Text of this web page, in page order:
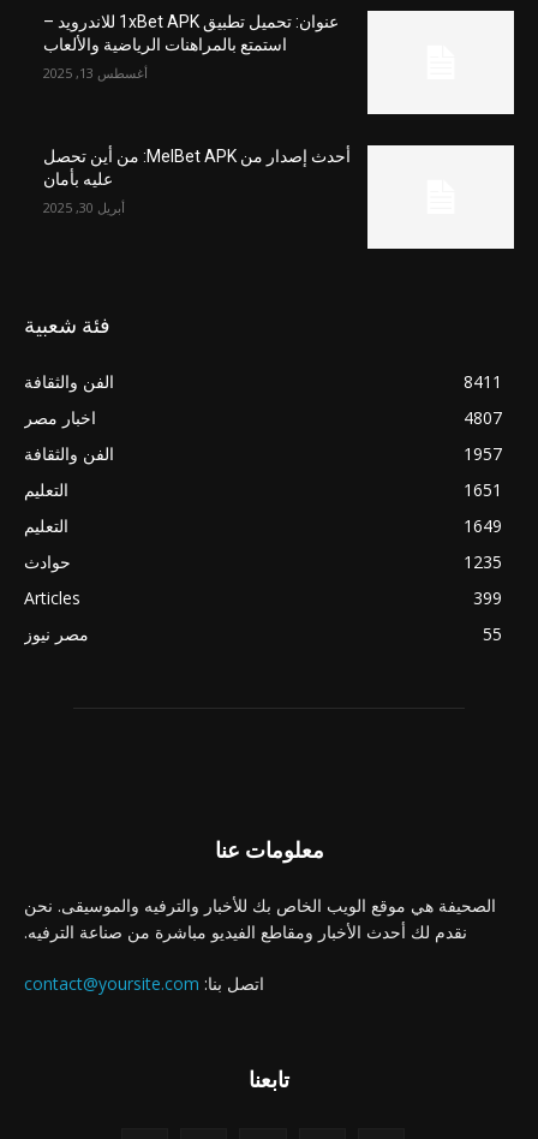
عنوان: تحميل تطبيق 1xBet APK للاندرويد –
استمتع بالمراهنات الرياضية والألعاب
أغسطس 13, 2025
أحدث إصدار من MelBet APK: من أين تحصل
عليه بأمان
أبريل 30, 2025
فئة شعبية
الفن والثقافة
8411
اخبار مصر
4807
الفن والثقافة
1957
التعليم
1651
التعليم
1649
حوادث
1235
Articles
399
مصر نيوز
55
معلومات عنا
الصحيفة هي موقع الويب الخاص بك للأخبار والترفيه والموسيقى. نحن
نقدم لك أحدث الأخبار ومقاطع الفيديو مباشرة من صناعة الترفيه.
اتصل بنا: contact@yoursite.com
تابعنا